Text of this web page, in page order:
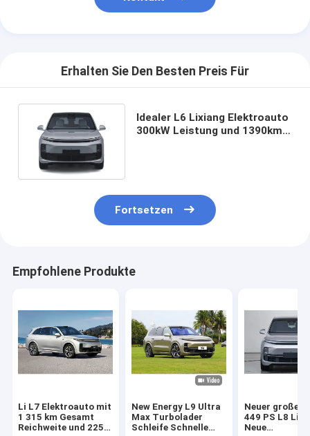
Erhalten Sie Den Besten Preis Für
Idealer L6 Lixiang Elektroauto
300kW Leistung und 1390km
Fortsetzen
Empfohlene Produkte
Li L7 Elektroauto mit
1 315 km Gesamt
Reichweite und 225
New Energy L9 Ultra
Max Turbolader
Schleife Schnelle
Neuer großer
449 PS L8
Neue